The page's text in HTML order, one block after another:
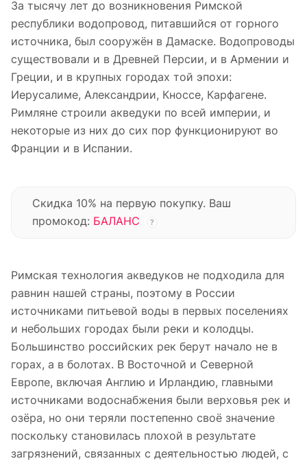
За тысячу лет до возникновения Римской
республики водопровод, питавшийся от горного
источника, был сооружён в Дамаске. Водопроводы
существовали и в Древней Персии, и в Армении и
Греции, и в крупных городах той эпохи:
Иерусалиме, Александрии, Кноссе, Карфагене.
Римляне строили акведуки по всей империи, и
некоторые из них до сих пор функционируют во
Франции и в Испании.
Скидка 10% на первую покупку. Ваш
промокод: БАЛАНС ?
Римская технология акведуков не подходила для
равнин нашей страны, поэтому в России
источниками питьевой воды в первых поселениях
и небольших городах были реки и колодцы.
Большинство российских рек берут начало не в
горах, а в болотах. В Восточной и Северной
Европе, включая Англию и Ирландию, главными
источниками водоснабжения были верховья рек и
озёра, но они теряли постепенно своё значение
поскольку становилась плохой в результате
загрязнений, связанных с деятельностью людей, с